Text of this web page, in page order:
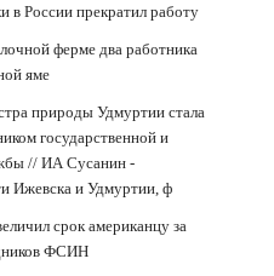
в России прекратил работу
ферме два работника
яме
природы Удмуртии стала
государственной и
// ИА Сусанин -
Ижевска и Удмуртии, ф
срок американцу за
ФСИН